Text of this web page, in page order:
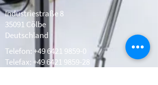
Industriestraße 8
35091 Cölbe
Deutschland
Telefon: +49 6421 9859-0
Telefax: +49 6421 9859-28